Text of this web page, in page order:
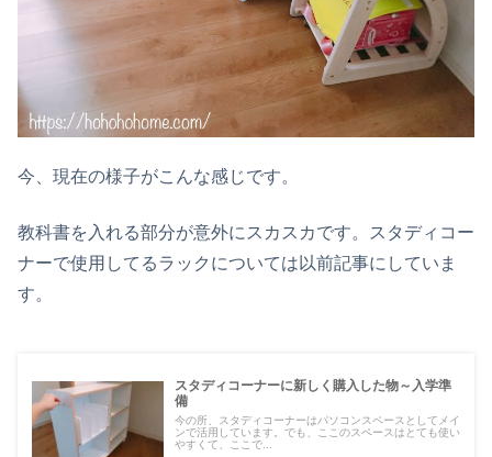
今、現在の様子がこんな感じです。
教科書を入れる部分が意外にスカスカです。スタディコー
ナーで使用してるラックについては以前記事にしていま
す。
スタディコーナーに新しく購入した物～入学準
備
今の所、スタディコーナーはパソコンスペースとしてメイ
ンで活用しています。でも、ここのスペースはとても使い
やすくて、ここで...